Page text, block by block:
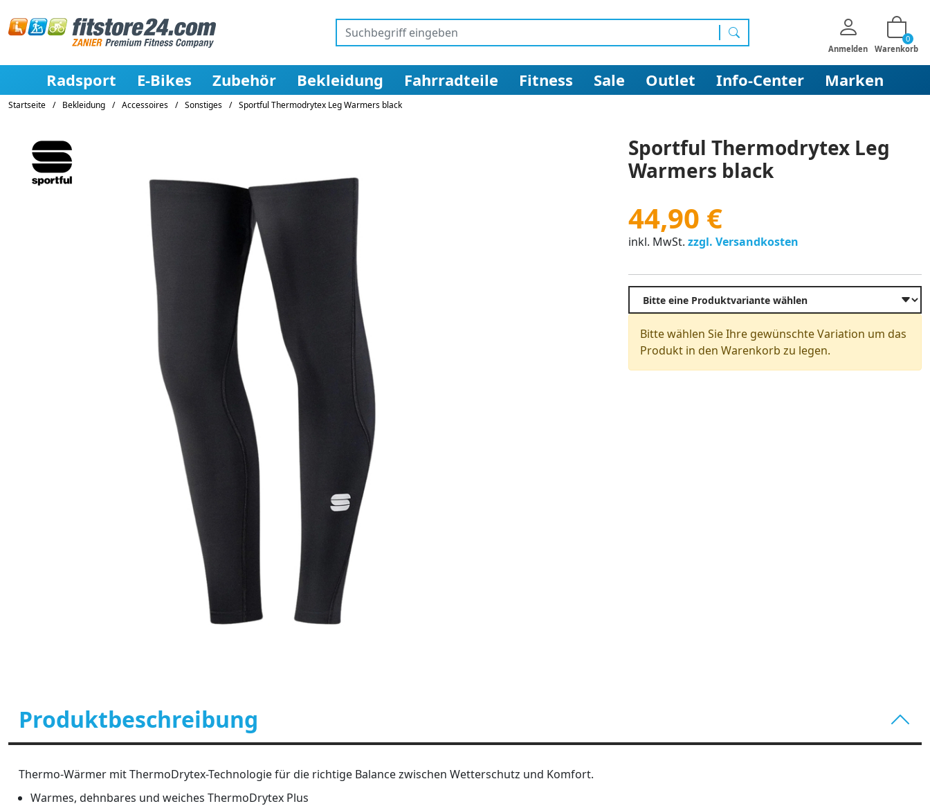
Suchen Anmelden Warenkorb
0
Radsport E-Bikes Zubehör Bekleidung Fahrradteile Fitness Sale Outlet Info-Center Marken
Startseite / Bekleidung / Accessoires / Sonstiges / Sportful Thermodrytex Leg Warmers black
Sportful Thermodrytex Leg
Warmers black
44,90 €
inkl. MwSt. zzgl. Versandkosten
Bitte wählen Sie Ihre gewünschte Variation um das
Produkt in den Warenkorb zu legen.
Produktbeschreibung
Thermo-Wärmer mit ThermoDrytex-Technologie für die richtige Balance zwischen Wetterschutz und Komfort.
Warmes, dehnbares und weiches ThermoDrytex Plus